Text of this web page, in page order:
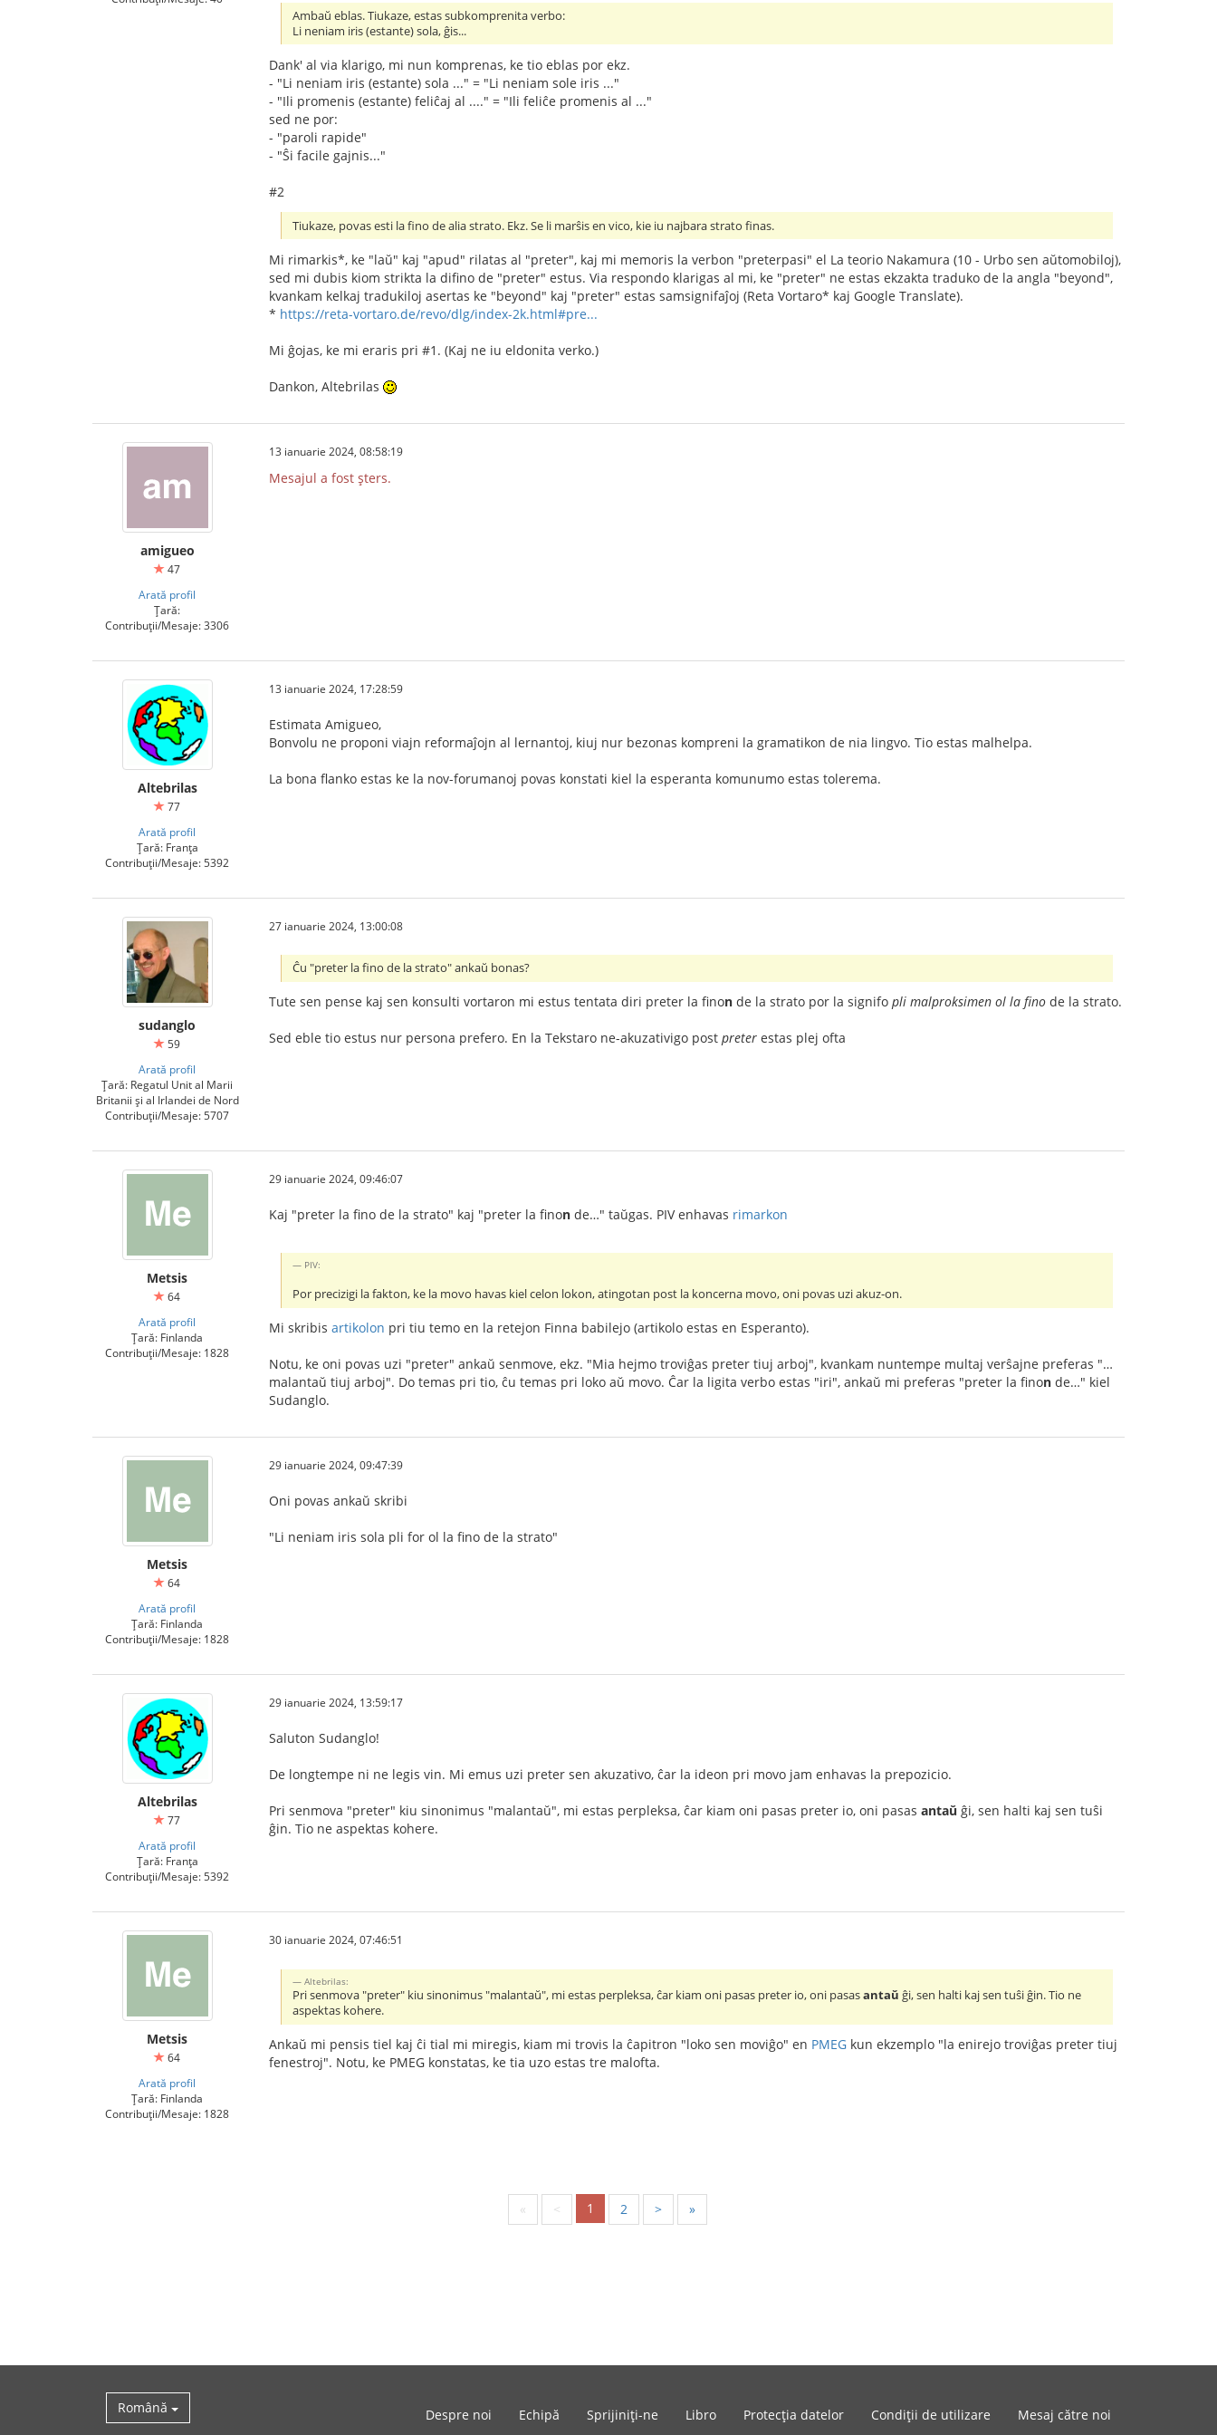
Ambaŭ eblas. Tiukaze, estas subkomprenita verbo:
Li neniam iris (estante) sola, ĝis...
Dank' al via klarigo, mi nun komprenas, ke tio eblas por ekz.
- "Li neniam iris (estante) sola ..." = "Li neniam sole iris ..."
- "Ili promenis (estante) feliĉaj al ...." = "Ili feliĉe promenis al ..."
sed ne por:
- "paroli rapide"
- "Ŝi facile gajnis..."
#2
Tiukaze, povas esti la fino de alia strato. Ekz. Se li marŝis en vico, kie iu najbara strato finas.
Mi rimarkis*, ke "laŭ" kaj "apud" rilatas al "preter", kaj mi memoris la verbon "preterpasi" el La teorio Nakamura (10 - Urbo sen aŭtomobiloj),
sed mi dubis kiom strikta la difino de "preter" estus. Via respondo klarigas al mi, ke "preter" ne estas ekzakta traduko de la angla "beyond",
kvankam kelkaj tradukiloj asertas ke "beyond" kaj "preter" estas samsignifaĵoj (Reta Vortaro* kaj Google Translate).
* https://reta-vortaro.de/revo/dlg/index-2k.html#pre...
Mi ĝojas, ke mi eraris pri #1. (Kaj ne iu eldonita verko.)
Dankon, Altebrilas
amigueo
47
Arată profil
Țară:
Contribuții/Mesaje: 3306
13 ianuarie 2024, 08:58:19
Mesajul a fost șters.
Altebrilas
77
Arată profil
Țară: Franța
Contribuții/Mesaje: 5392
13 ianuarie 2024, 17:28:59
Estimata Amigueo,
Bonvolu ne proponi viajn reformaĵojn al lernantoj, kiuj nur bezonas kompreni la gramatikon de nia lingvo. Tio estas malhelpa.
La bona flanko estas ke la nov-forumanoj povas konstati kiel la esperanta komunumo estas tolerema.
sudanglo
59
Arată profil
Țară: Regatul Unit al Marii
Britanii și al Irlandei de Nord
Contribuții/Mesaje: 5707
27 ianuarie 2024, 13:00:08
Ĉu "preter la fino de la strato" ankaŭ bonas?
Tute sen pense kaj sen konsulti vortaron mi estus tentata diri preter la finon de la strato por la signifo pli malproksimen ol la fino de la strato.
Sed eble tio estus nur persona prefero. En la Tekstaro ne-akuzativigo post preter estas plej ofta
Metsis
64
Arată profil
Țară: Finlanda
Contribuții/Mesaje: 1828
29 ianuarie 2024, 09:46:07
Kaj "preter la fino de la strato" kaj "preter la finon de…" taŭgas. PIV enhavas rimarkon
PIV:
Por precizigi la fakton, ke la movo havas kiel celon lokon, atingotan post la koncerna movo, oni povas uzi akuz-on.
Mi skribis artikolon pri tiu temo en la retejon Finna babilejo (artikolo estas en Esperanto).
Notu, ke oni povas uzi "preter" ankaŭ senmove, ekz. "Mia hejmo troviĝas preter tiuj arboj", kvankam nuntempe multaj verŝajne preferas "…
malantaŭ tiuj arboj". Do temas pri tio, ĉu temas pri loko aŭ movo. Ĉar la ligita verbo estas "iri", ankaŭ mi preferas "preter la finon de…" kiel
Sudanglo.
Metsis
64
Arată profil
Țară: Finlanda
Contribuții/Mesaje: 1828
29 ianuarie 2024, 09:47:39
Oni povas ankaŭ skribi
"Li neniam iris sola pli for ol la fino de la strato"
Altebrilas
77
Arată profil
Țară: Franța
Contribuții/Mesaje: 5392
29 ianuarie 2024, 13:59:17
Saluton Sudanglo!
De longtempe ni ne legis vin. Mi emus uzi preter sen akuzativo, ĉar la ideon pri movo jam enhavas la prepozicio.
Pri senmova "preter" kiu sinonimus "malantaŭ", mi estas perpleksa, ĉar kiam oni pasas preter io, oni pasas antaŭ ĝi, sen halti kaj sen tuŝi
ĝin. Tio ne aspektas kohere.
Metsis
64
Arată profil
Țară: Finlanda
Contribuții/Mesaje: 1828
30 ianuarie 2024, 07:46:51
Altebrilas:
Pri senmova "preter" kiu sinonimus "malantaŭ", mi estas perpleksa, ĉar kiam oni pasas preter io, oni pasasantaŭ ĝi, sen halti kaj sen tuŝi ĝin. Tio ne
aspektas kohere.
Ankaŭ mi pensis tiel kaj ĉi tial mi miregis, kiam mi trovis la ĉapitron "loko sen moviĝo" en PMEG kun ekzemplo "la enirejo troviĝas preter tiuj
fenestroj". Notu, ke PMEG konstatas, ke tia uzo estas tre malofta.
« < 1 2 > »
Română Despre noi Echipă Sprijiniți-ne Libro Protecția datelor Condiții de utilizare Mesaj către noi